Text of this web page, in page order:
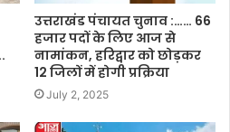
उत्तराखंड पंचायत चुनाव :…… 66
हजार पदों के लिए आज से
नामांकन, हरिद्वार को छोड़कर
12 जिलों में होगी प्रक्रिया
July 2, 2025